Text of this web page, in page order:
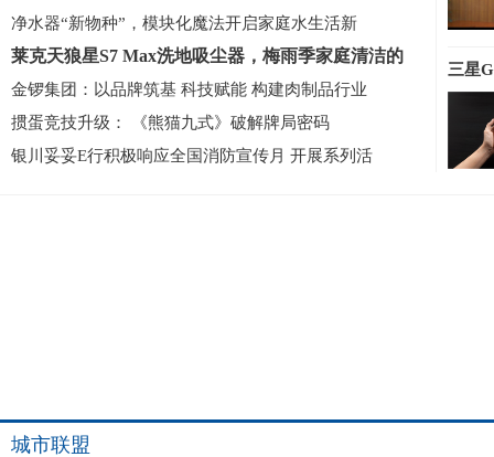
净水器“新物种”，模块化魔法开启家庭水生活新
莱克天狼星S7 Max洗地吸尘器，梅雨季家庭清洁的
金锣集团：以品牌筑基 科技赋能 构建肉制品行业
掼蛋竞技升级： 《熊猫九式》破解牌局密码
银川妥妥E行积极响应全国消防宣传月 开展系列活
三星
城市联盟